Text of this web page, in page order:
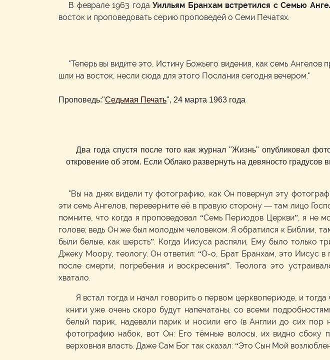
В феврале 1963 годаУилльям Бранхам встретился с Семью
восток и проповедовать серию проповедей о Семи Печатях.
"Теперь вы видите это, Истину Божьего видения, как семь Ангелов
шли на восток, несли сюда для этого Послания сегодня вечером."
Проповедь:"Седьмая Печать", 24 марта 1963 года
Два года спустя после того как журнал "Жизнь" опубликовал
откровение об этом. Если Облако развернуть на девяносто градусов
"Вы на днях видели ту фотографию, как Он повернул эту
эти семь Ангелов, переверните её в правую сторону — там лицо
помните, что когда я проповедовал “Семь Периодов Церкви”, я не
голове; ведь Он же был молодым человеком. Я обратился к Библии,
были белые, как шерсть”. Когда Иисуса распяли, Ему было только
Джеку Моору, теологу. Он ответил: “О-о, Брат Бранхам, это Иисус в
после смерти, погребения и воскресения”. Теолога это
хватало.
Я встал тогда и начал говорить о первом церквопериоде, и
книги уже очень скоро будут напечатаны, со всеми
белый парик, надевали парик и носили его (в Англии до сих
фотографию набок, вот Он: Его тёмные волосы, их видно
верховная власть. Даже Сам Бог так сказал: “Это Сын Мой